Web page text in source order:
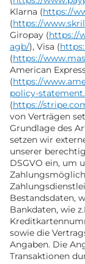
Klarna (https://
(https://
Giropay (https://
agb/), Visa (
(https://
American
(https://
policy-
(https://
von Verträgen
Grundlage des
setzen wir
unserer
DSGVO ein, um
Bestandsdaten,
Bankdaten, wie
sowie die
Angaben. Die
Transaktionen